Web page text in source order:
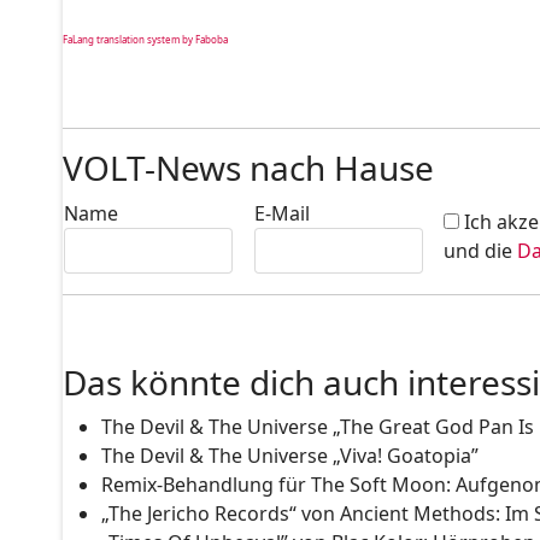
FaLang translation system by Faboba
VOLT-News nach Hause
Name E-Mail
Ich
und die
Das könnte dich auch
The Devil & The Universe „The Great God Pan Is
The Devil & The Universe „Viva! Goatopia”
Remix-Behandlung für The Soft Moon:
„The Jericho Records“ von Ancient Methods: